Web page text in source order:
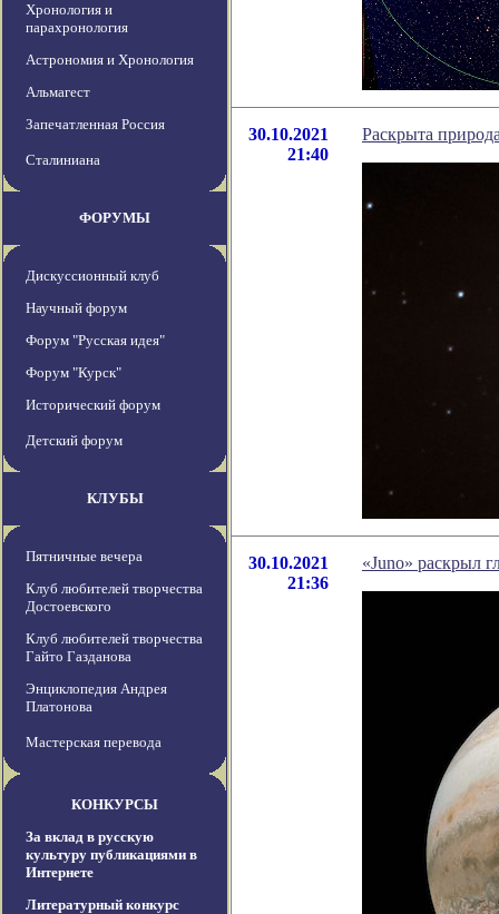
Хронология и
парахронология
Астрономия и Хронология
Альмагест
Запечатленная Россия
Сталиниана
ФОРУМЫ
Дискуссионный клуб
Научный форум
Форум "Русская идея"
Форум "Курск"
Исторический форум
Детский форум
КЛУБЫ
Пятничные вечера
Клуб любителей творчества
Достоевского
Клуб любителей творчества
Гайто Газданова
Энциклопедия Андрея
Платонова
Мастерская перевода
КОНКУРСЫ
За вклад в русскую
культуру публикациями в
Интернете
Литературный конкурс
30.10.2021
21:40
Раскрыта
30.10.2021
21:36
«Juno» раскрыл